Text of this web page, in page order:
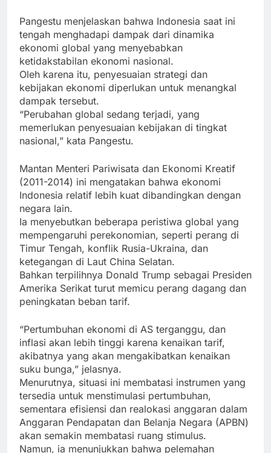
Pangestu menjelaskan bahwa Indonesia saat ini
tengah menghadapi dampak dari dinamika
ekonomi global yang menyebabkan
ketidakstabilan ekonomi nasional.
Oleh karena itu, penyesuaian strategi dan
kebijakan ekonomi diperlukan untuk menangkal
dampak tersebut.
“Perubahan global sedang terjadi, yang
memerlukan penyesuaian kebijakan di tingkat
nasional,” kata Pangestu.
Mantan Menteri Pariwisata dan Ekonomi Kreatif
(2011-2014) ini mengatakan bahwa ekonomi
Indonesia relatif lebih kuat dibandingkan dengan
negara lain.
Ia menyebutkan beberapa peristiwa global yang
mempengaruhi perekonomian, seperti perang di
Timur Tengah, konflik Rusia-Ukraina, dan
ketegangan di Laut China Selatan.
Bahkan terpilihnya Donald Trump sebagai Presiden
Amerika Serikat turut memicu perang dagang dan
peningkatan beban tarif.
“Pertumbuhan ekonomi di AS terganggu, dan
inflasi akan lebih tinggi karena kenaikan tarif,
akibatnya yang akan mengakibatkan kenaikan
suku bunga,” jelasnya.
Menurutnya, situasi ini membatasi instrumen yang
tersedia untuk menstimulasi pertumbuhan,
sementara efisiensi dan realokasi anggaran dalam
Anggaran Pendapatan dan Belanja Negara (APBN)
akan semakin membatasi ruang stimulus.
Namun, ia menunjukkan bahwa pelemahan